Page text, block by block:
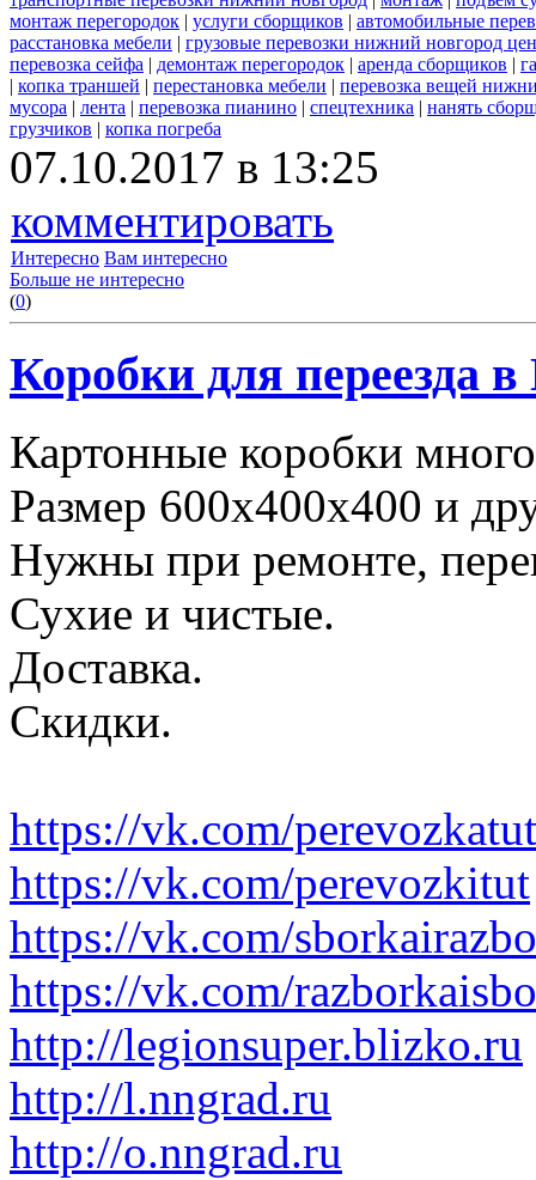
монтаж перегородок | услуги сборщиков | автомобильные
расстановка мебели | грузовые перевозки нижний новгород
перевозка сейфа | демонтаж перегородок | аренда сборщиков |
| копка траншей | перестановка мебели | перевозка вещей
мусора | лента | перевозка пианино | спецтехника | нанять
грузчиков | копка погреба
07.10.2017 в 13:25
комментировать
Интересно Вам интересно
Больше не интересно
(0)
Коробки для переезда
Картонные коробки
Размер 600х400х400 и
Нужны при ремонте,
Сухие и чистые.
Доставка.
Скидки.
https://vk.com/perevozkatut
https://vk.com/perevozkitut
https://vk.com/
https://vk.com/
http://legionsuper.blizko.ru
http://l.nngrad.ru
http://o.nngrad.ru